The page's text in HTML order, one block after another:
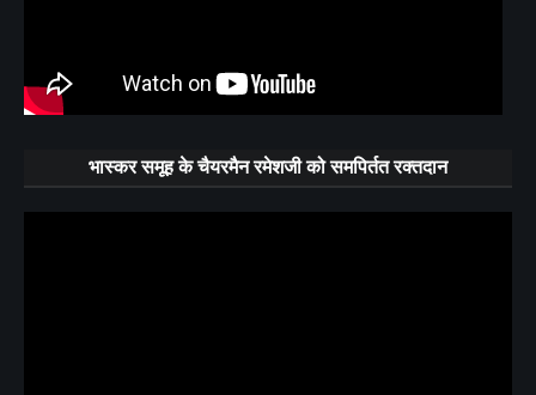
भास्कर समूह के चैयरमैन रमेशजी को समपिर्तत रक्तदान